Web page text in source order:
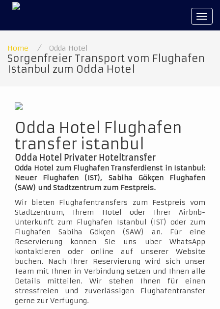
Home / Odda Hotel
Sorgenfreier Transport vom Flughafen
Istanbul zum Odda Hotel
Odda Hotel Flughafen
transfer istanbul
Odda Hotel Privater Hoteltransfer
Odda Hotel zum Flughafen Transferdienst in Istanbul:
Neuer Flughafen (IST), Sabiha Gökçen Flughafen
(SAW) und Stadtzentrum zum Festpreis.
Wir bieten Flughafentransfers zum Festpreis vom
Stadtzentrum, Ihrem Hotel oder Ihrer Airbnb-
Unterkunft zum Flughafen Istanbul (IST) oder zum
Flughafen Sabiha Gökçen (SAW) an. Für eine
Reservierung können Sie uns über WhatsApp
kontaktieren oder online auf unserer Website
buchen. Nach Ihrer Reservierung wird sich unser
Team mit Ihnen in Verbindung setzen und Ihnen alle
Details mitteilen. Wir stehen Ihnen für einen
stressfreien und zuverlässigen Flughafentransfer
gerne zur Verfügung.